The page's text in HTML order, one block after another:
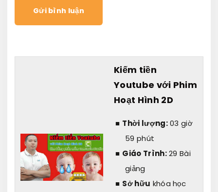
*
Kiếm tiền
Youtube với Phim
Hoạt Hình 2D
Thời lượng:03 giờ
59 phút
Giáo Trình:29 Bài
giảng
Sở hữu khóa học